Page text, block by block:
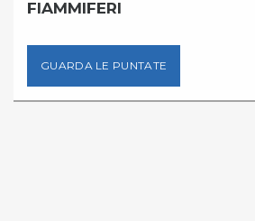
FIAMMIFERI
GUARDA LE PUNTATE